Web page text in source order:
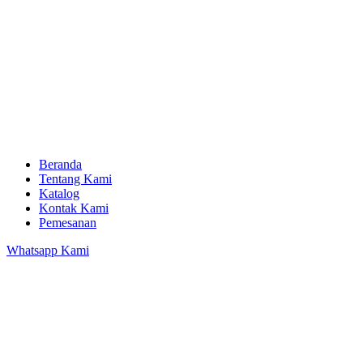
Beranda
Tentang Kami
Katalog
Kontak Kami
Pemesanan
Whatsapp Kami